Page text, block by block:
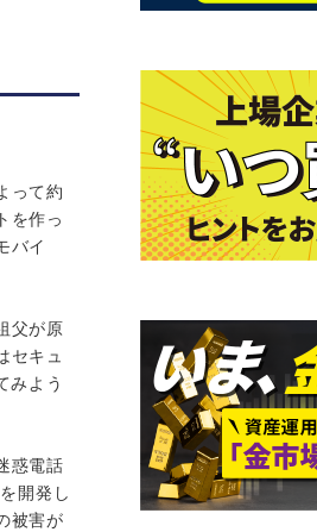
って約
を作っ
バイ
父が原
セキュ
みよう
惑電話
開発し
被害が